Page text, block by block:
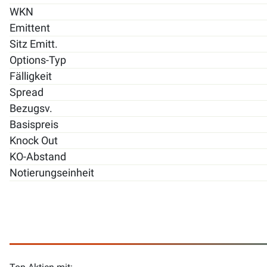
WKN
Emittent
Sitz Emitt.
Options-Typ
Fälligkeit
Spread
Bezugsv.
Basispreis
Knock Out
KO-Abstand
Notierungseinheit